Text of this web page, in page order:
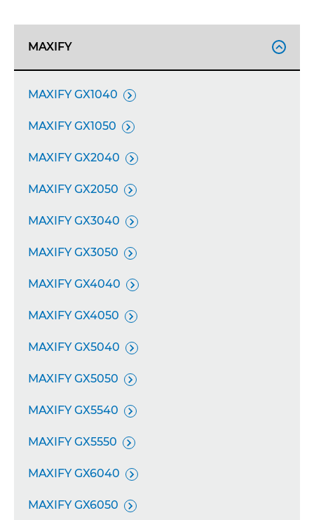
MAXIFY 
MAXIFY GX1040 
MAXIFY GX1050 
MAXIFY GX2040 
MAXIFY GX2050 
MAXIFY GX3040 
MAXIFY GX3050 
MAXIFY GX4040 
MAXIFY GX4050 
MAXIFY GX5040 
MAXIFY GX5050 
MAXIFY GX5540 
MAXIFY GX5550 
MAXIFY GX6040 
MAXIFY GX6050 